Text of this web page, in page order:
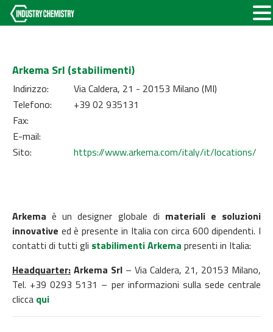
Arkema Srl (stabilimenti)
Indirizzo:
Via Caldera, 21 - 20153 Milano (MI)
Telefono:
+39 02 935131
Fax:
E-mail:
Sito:
https://www.arkema.com/italy/it/locations/
Arkema è un designer globale di materiali e soluzioni
innovative ed è presente in Italia con circa 600 dipendenti. I
contatti di tutti gli stabilimenti Arkema presenti in Italia:
Headquarter: Arkema Srl – Via Caldera, 21, 20153 Milano,
Tel. +39 0293 5131 – per informazioni sulla sede centrale
clicca qui